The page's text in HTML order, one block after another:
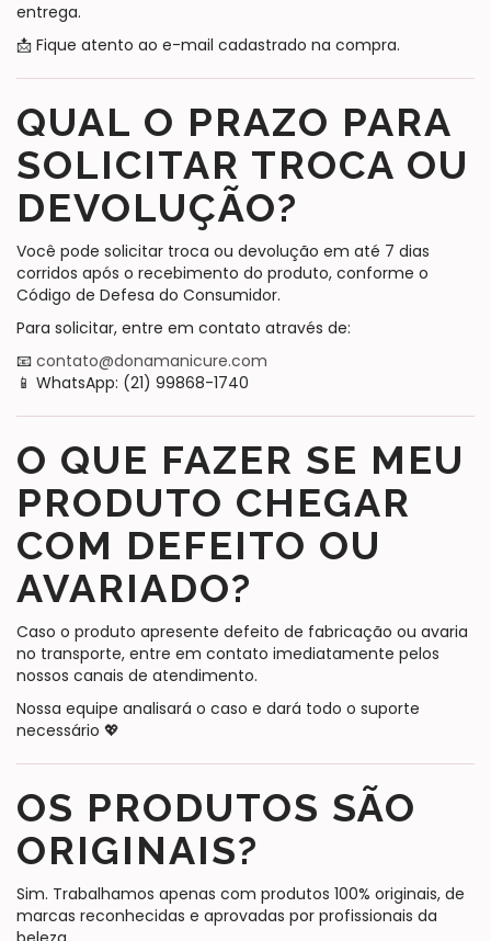
entrega.
📩 Fique atento ao e-mail cadastrado na compra.
QUAL O PRAZO PARA
SOLICITAR TROCA OU
DEVOLUÇÃO?
Você pode solicitar troca ou devolução em até 7 dias
corridos após o recebimento do produto, conforme o
Código de Defesa do Consumidor.
Para solicitar, entre em contato através de:
📧 contato@donamanicure.com
📱 WhatsApp: (21) 99868-1740
O QUE FAZER SE MEU
PRODUTO CHEGAR
COM DEFEITO OU
AVARIADO?
Caso o produto apresente defeito de fabricação ou avaria
no transporte, entre em contato imediatamente pelos
nossos canais de atendimento.
Nossa equipe analisará o caso e dará todo o suporte
necessário 💖
OS PRODUTOS SÃO
ORIGINAIS?
Sim. Trabalhamos apenas com produtos 100% originais, de
marcas reconhecidas e aprovadas por profissionais da